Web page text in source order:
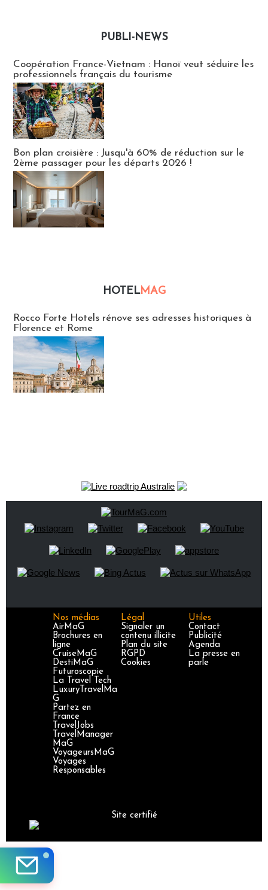
PUBLI-NEWS
Coopération France-Vietnam : Hanoï veut séduire les
professionnels français du tourisme
Bon plan croisière : Jusqu'à 60% de réduction sur le
2ème passager pour les départs 2026 !
HOTELMAG
Rocco Forte Hotels rénove ses adresses historiques à
Florence et Rome
Nos médias
AirMaG
Brochures en
ligne
CruiseMaG
DestiMaG
Futuroscopie
La Travel Tech
LuxuryTravelMa
G
Partez en
France
TravelJobs
TravelManager
MaG
VoyageursMaG
Voyages
Responsables
Légal
Signaler un
contenu illicite
Plan du site
RGPD
Cookies
Utiles
Contact
Publicité
Agenda
La presse en
parle
Site certifié